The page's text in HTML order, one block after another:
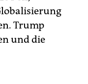
Trump
und die